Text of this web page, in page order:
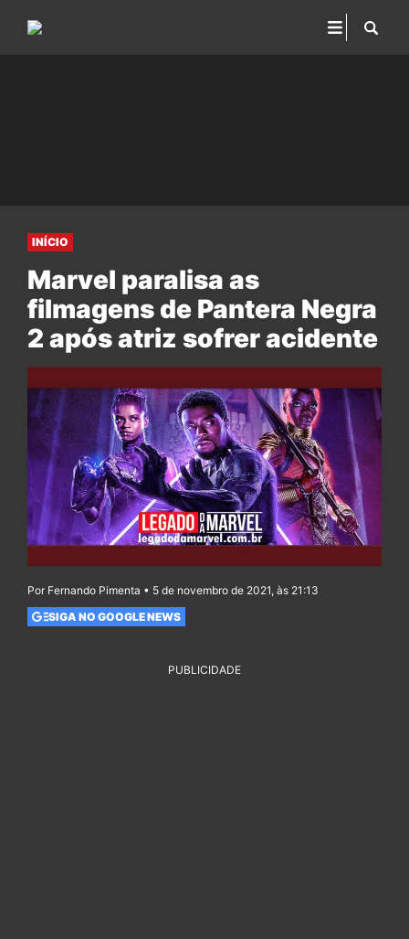
INÍCIO
Marvel paralisa as
filmagens de Pantera Negra
2 após atriz sofrer acidente
Por Fernando Pimenta • 5 de novembro de 2021, às 21:13
SIGA NO GOOGLE NEWS
PUBLICIDADE